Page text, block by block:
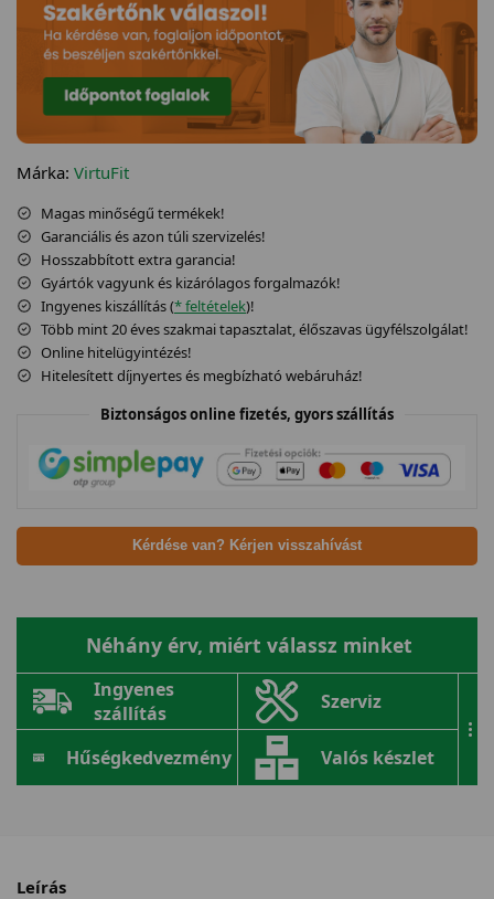
Márka: VirtuFit
Magas minőségű termékek!
Garanciális és azon túli szervizelés!
Hosszabbított extra garancia!
Gyártók vagyunk és kizárólagos forgalmazók!
Ingyenes kiszállítás (* feltételek)!
Több mint 20 éves szakmai tapasztalat, élőszavas ügyfélszolgálat!
Online hitelügyintézés!
Hitelesített díjnyertes és megbízható webáruház!
Biztonságos online fizetés, gyors szállítás
Kérdése van? Kérjen visszahívást
Néhány érv, miért válassz minket
Ingyenes
szállítás
Szerviz
Hűségkedvezmény Valós készlet
...
Leírás